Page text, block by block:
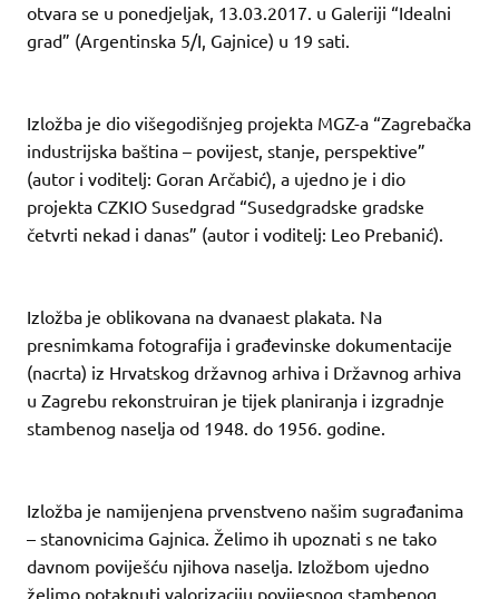
otvara se u ponedjeljak, 13.03.2017. u Galeriji “Idealni
grad” (Argentinska 5/I, Gajnice) u 19 sati.
Izložba je dio višegodišnjeg projekta MGZ-a “Zagrebačka
industrijska baština – povijest, stanje, perspektive”
(autor i voditelj: Goran Arčabić), a ujedno je i dio
projekta CZKIO Susedgrad “Susedgradske gradske
četvrti nekad i danas” (autor i voditelj: Leo Prebanić).
Izložba je oblikovana na dvanaest plakata. Na
presnimkama fotografija i građevinske dokumentacije
(nacrta) iz Hrvatskog državnog arhiva i Državnog arhiva
u Zagrebu rekonstruiran je tijek planiranja i izgradnje
stambenog naselja od 1948. do 1956. godine.
Izložba je namijenjena prvenstveno našim sugrađanima
– stanovnicima Gajnica. Želimo ih upoznati s ne tako
davnom poviješću njihova naselja. Izložbom ujedno
želimo potaknuti valorizaciju povijesnog stambenog